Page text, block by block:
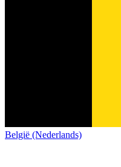
België (Nederlands)